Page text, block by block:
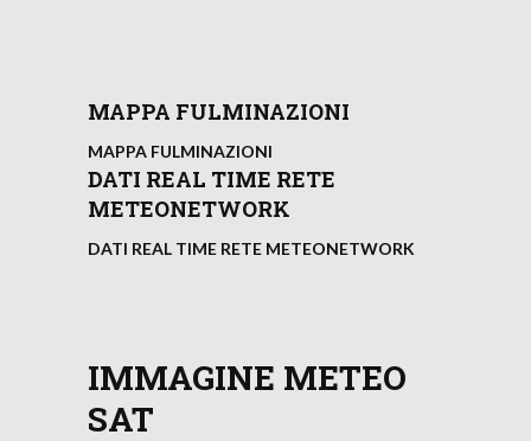
MAPPA FULMINAZIONI
MAPPA FULMINAZIONI
DATI REAL TIME RETE
METEONETWORK
DATI REAL TIME RETE METEONETWORK
IMMAGINE METEO
SAT